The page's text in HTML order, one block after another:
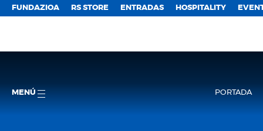
FUNDAZIOA RS STORE ENTRADAS HOSPITALITY
MENÚ PORTADA